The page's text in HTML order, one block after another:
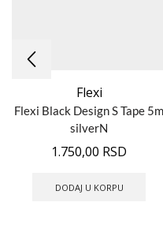
Flexi
Flexi Black Design S Tape 5m
silverN
1.750,00 RSD
DODAJ U KORPU